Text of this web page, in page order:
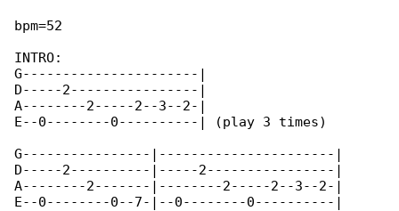
bpm=52
INTRO:
G----------------------|
D-----2----------------|
A--------2-----2--3--2-|
E--0--------0----------| (play 3 times)
G----------------|----------------------|
D-----2----------|-----2----------------|
A--------2-------|--------2-----2--3--2-|
E--0--------0--7-|--0--------0----------|